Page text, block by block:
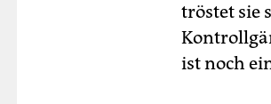
tröstet sie
ist noch